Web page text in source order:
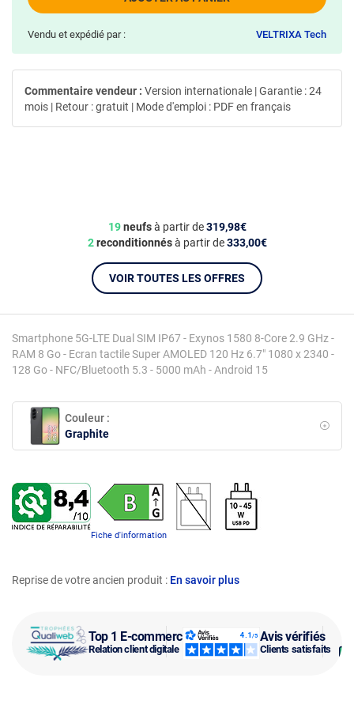
Top 1 E-commerce
Relation client digitale
Avis vérifiés
Clients satisfaits
Reprise de votre ancien produit : En savoir plus
Smartphone 5G-LTE Dual SIM IP67 - Exynos 1580 8-Core 2.9 GHz -
RAM 8 Go - Ecran tactile Super AMOLED 120 Hz 6.7" 1080 x 2340 -
128 Go - NFC/Bluetooth 5.3 - 5000 mAh - Android 15
Couleur :
Graphite
Fiche d'information
Vendu et expédié par : VELTRIXA Tech
19neufsà partir de319,98€
2reconditionnésà partir de333,00€
VOIR TOUTES LES OFFRES
Commentaire vendeur : Version internationale | Garantie : 24
mois | Retour : gratuit | Mode d'emploi : PDF en français